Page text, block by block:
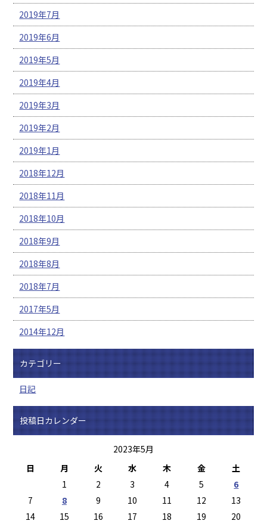
2019年7月
2019年6月
2019年5月
2019年4月
2019年3月
2019年2月
2019年1月
2018年12月
2018年11月
2018年10月
2018年9月
2018年8月
2018年7月
2017年5月
2014年12月
カテゴリー
日記
投稿日カレンダー
2023年5月
日
月 火 水 木 金
土
1
2 3 4 5
6
7
8 9 10 11 12
13
14
15 16 17 18 19
20